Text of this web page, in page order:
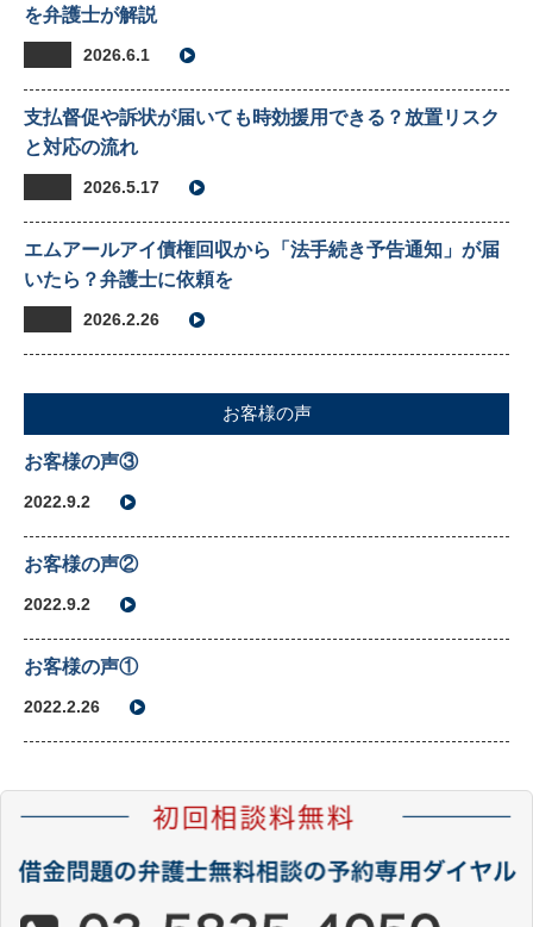
を弁護士が解説
2026.6.1
支払督促や訴状が届いても時効援用できる？放置リスク
と対応の流れ
2026.5.17
エムアールアイ債権回収から「法手続き予告通知」が届
いたら？弁護士に依頼を
2026.2.26
お客様の声
お客様の声③
2022.9.2
お客様の声②
2022.9.2
お客様の声①
2022.2.26